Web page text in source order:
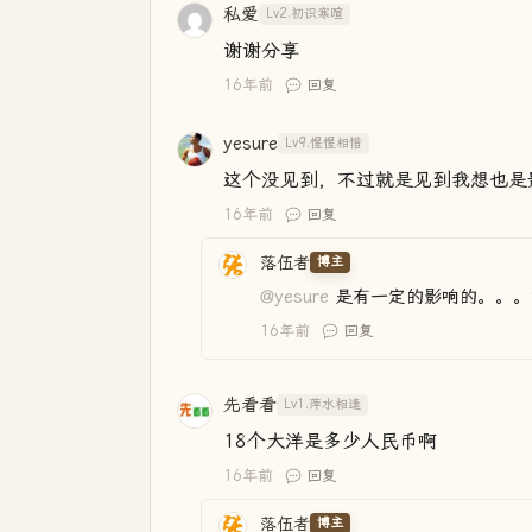
私爱 Lv2.初识寒暄
谢谢分享
16年前 回复
yesure Lv9.惺惺相惜
这个没见到，不过就是见到我想也
16年前 回复
落伍者 博主
@yesure 是有一定的影响的。。。
16年前 回复
先看看 Lv1.萍水相逢
18个大洋是多少人民币啊
16年前 回复
落伍者 博主